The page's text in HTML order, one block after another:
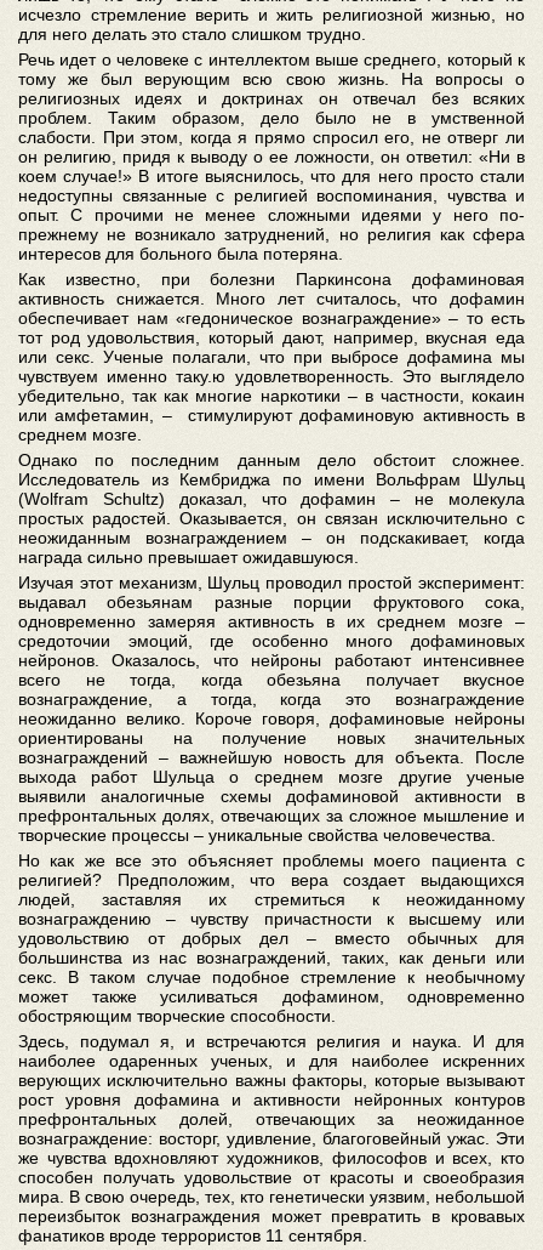
исчезло стремление верить и жить религиозной жизнью, но
для него делать это стало слишком трудно.
Речь идет о человеке с интеллектом выше среднего, который к
тому же был верующим всю свою жизнь. На вопросы о
религиозных идеях и доктринах он отвечал без всяких
проблем. Таким образом, дело было не в умственной
слабости. При этом, когда я прямо спросил его, не отверг ли
он религию, придя к выводу о ее ложности, он ответил: «Ни в
коем случае!» В итоге выяснилось, что для него просто стали
недоступны связанные с религией воспоминания, чувства и
опыт. С прочими не менее сложными идеями у него по-
прежнему не возникало затруднений, но религия как сфера
интересов для больного была потеряна.
Как известно, при болезни Паркинсона дофаминовая
активность снижается. Много лет считалось, что дофамин
обеспечивает нам «гедоническое вознаграждение» – то есть
тот род удовольствия, который дают, например, вкусная еда
или секс. Ученые полагали, что при выбросе дофамина мы
чувствуем именно таку.ю удовлетворенность. Это выглядело
убедительно, так как многие наркотики – в частности, кокаин
или амфетамин, – стимулируют дофаминовую активность в
среднем мозге.
Однако по последним данным дело обстоит сложнее.
Исследователь из Кембриджа по имени Вольфрам Шульц
(Wolfram Schultz) доказал, что дофамин – не молекула
простых радостей. Оказывается, он связан исключительно с
неожиданным вознаграждением – он подскакивает, когда
награда сильно превышает ожидавшуюся.
Изучая этот механизм, Шульц проводил простой эксперимент:
выдавал обезьянам разные порции фруктового сока,
одновременно замеряя активность в их среднем мозге –
средоточии эмоций, где особенно много дофаминовых
нейронов. Оказалось, что нейроны работают интенсивнее
всего не тогда, когда обезьяна получает вкусное
вознаграждение, а тогда, когда это вознаграждение
неожиданно велико. Короче говоря, дофаминовые нейроны
ориентированы на получение новых значительных
вознаграждений – важнейшую новость для объекта. После
выхода работ Шульца о среднем мозге другие ученые
выявили аналогичные схемы дофаминовой активности в
префронтальных долях, отвечающих за сложное мышление и
творческие процессы – уникальные свойства человечества.
Но как же все это объясняет проблемы моего пациента с
религией? Предположим, что вера создает выдающихся
людей, заставляя их стремиться к неожиданному
вознаграждению – чувству причастности к высшему или
удовольствию от добрых дел – вместо обычных для
большинства из нас вознаграждений, таких, как деньги или
секс. В таком случае подобное стремление к необычному
может также усиливаться дофамином, одновременно
обостряющим творческие способности.
Здесь, подумал я, и встречаются религия и наука. И для
наиболее одаренных ученых, и для наиболее искренних
верующих исключительно важны факторы, которые вызывают
рост уровня дофамина и активности нейронных контуров
префронтальных долей, отвечающих за неожиданное
вознаграждение: восторг, удивление, благоговейный ужас. Эти
же чувства вдохновляют художников, философов и всех, кто
способен получать удовольствие от красоты и своеобразия
мира. В свою очередь, тех, кто генетически уязвим, небольшой
переизбыток вознаграждения может превратить в кровавых
фанатиков вроде террористов 11 сентября.